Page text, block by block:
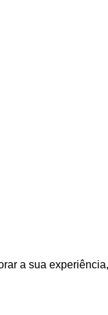
a sua